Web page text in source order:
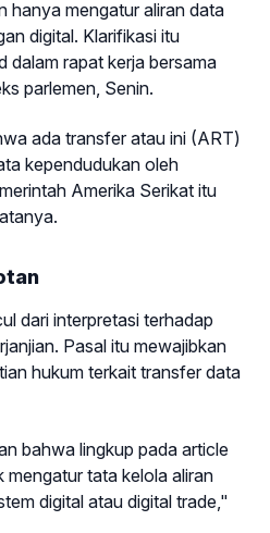
hanya mengatur aliran data
digital. Klarifikasi itu
dalam rapat kerja bersama
parlemen, Senin.
ada transfer atau ini (ART)
kependudukan oleh
Amerika Serikat itu
dari interpretasi terhadap
Pasal itu mewajibkan
hukum terkait transfer data
bahwa lingkup pada article
tata kelola aliran
digital atau digital trade,"